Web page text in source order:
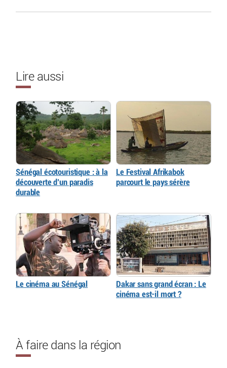
Lire aussi
Sénégal écotouristique : à la
découverte d’un paradis
durable
Le Festival Afrikabok
parcourt le pays sérère
Le cinéma au Sénégal
Dakar sans grand écran : Le
cinéma est-il mort ?
À faire dans la région